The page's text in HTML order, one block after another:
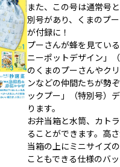
また、この号は通常号
別号があり、くまのプ
が付録に！
プーさんが蜂を見てい
ニーポットデザイン」
のくまのプーさんやク
ンなどの仲間たちが勢
ックプー」（特別号）
ります。
お弁当箱と水筒、カト
ることができます。高
当箱の上にミニサイズ
こともできる仕様のバッ